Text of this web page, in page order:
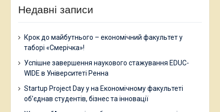
Недавні записи
Крок до майбутнього – економічний факультет у
таборі «Смерічка»!
Успішне завершення наукового стажування EDUC-
WIDE в Університеті Ренна
Startup Project Day у на Економічному факультеті
об’єднав студентів, бізнес та інновації